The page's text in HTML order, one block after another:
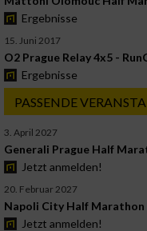
Ergebnisse
15. Juni 2017
O2 Prague Relay 4x5 -
Ergebnisse
PASSENDE
3. April 2027
Generali Prague Half
Jetzt anmelden!
20. Februar 2027
Napoli City Half Marathon
Jetzt anmelden!